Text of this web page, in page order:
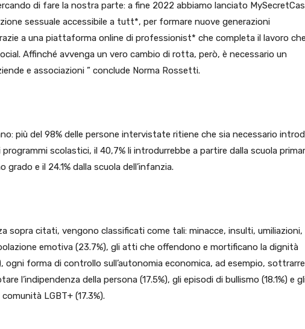
di fare la nostra parte: a fine 2022 abbiamo lanciato
sessuale accessibile a tutt*, per formare nuove generazioni
a una piattaforma online di professionist* che completa il lavoro che
Affinché avvenga un vero cambio di rotta, però, è necessario un
e associazioni ” conclude Norma Rossetti.
più del 98% delle persone intervistate ritiene che sia necessario
scolastici, il 40,7% li introdurrebbe a partire dalla scuola
e il 24.1% dalla scuola dell’infanzia.
sopra citati, vengono classificati come tali: minacce, insulti, umiliazioni,
emotiva (23.7%), gli atti che offendono e mortificano la dignità
ogni forma di controllo sull’autonomia economica, ad esempio,
l’indipendenza della persona (17.5%), gli episodi di bullismo (18.1%) e
LGBT+ (17.3%).